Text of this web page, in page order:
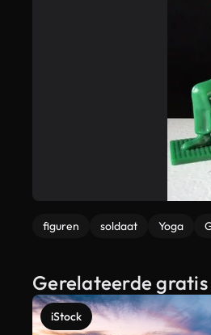
figuren soldaat Yoga
Gerelateerde gratis
iStock